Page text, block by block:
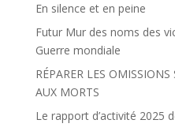
En silence et en peine
Futur Mur des noms des
Guerre mondiale
RÉPARER LES
AUX MORTS
Le rapport d’activité 2025